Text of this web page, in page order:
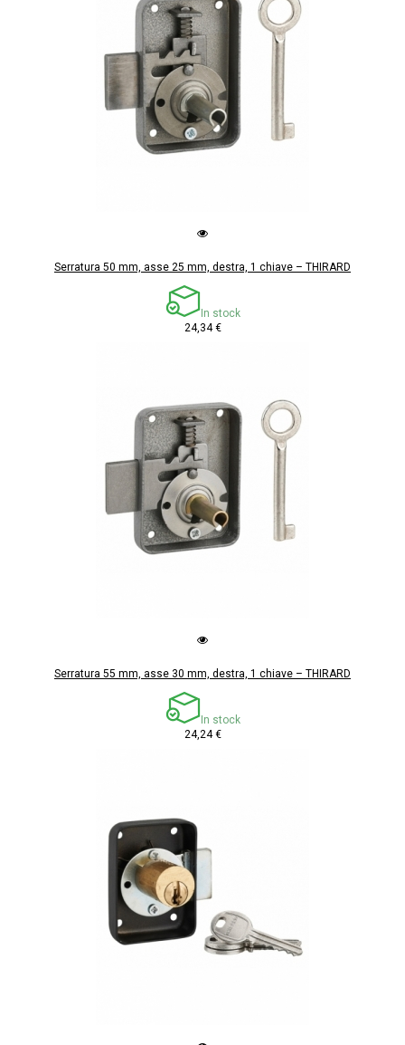
Serratura 50 mm, asse 25 mm, destra, 1 chiave – THIRARD
In stock
24,34 €
Serratura 55 mm, asse 30 mm, destra, 1 chiave – THIRARD
In stock
24,24 €